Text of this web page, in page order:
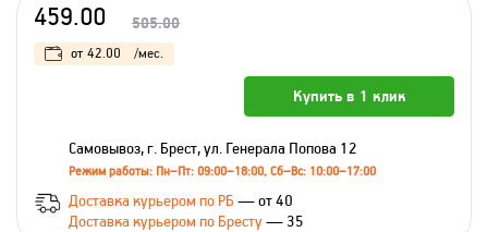
459.00 505.00
от 42.00 /мес.
Купить в 1 клик
Самовывоз, г. Брест, ул. Генерала Попова 12
Режим работы: Пн–Пт: 09:00–18:00, Сб–Вс: 10:00–17:00
Доставка курьером по РБ — от 40
Доставка курьером по Бресту— 35